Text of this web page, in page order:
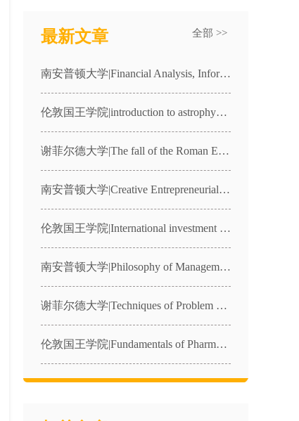
最新文章 全部 >>
南安普顿大学|Financial Analysis, Information and Markets|MANG3030课程辅导
伦敦国王学院|introduction to astrophysics|4CCP1987课程辅导
谢菲尔德大学|The fall of the Roman Empire in the West|HST236课程辅导
南安普顿大学|Creative Entrepreneurial Freelance Practice|CFP1课程辅导
伦敦国王学院|International investment law|7FFLA066课程辅导
南安普顿大学|Philosophy of Management and Organisations|MANG2057课程辅导
谢菲尔德大学|Techniques of Problem Solving in Physics|PHY340课程辅导
伦敦国王学院|Fundamentals of Pharmacology|4BBY1040课程辅导